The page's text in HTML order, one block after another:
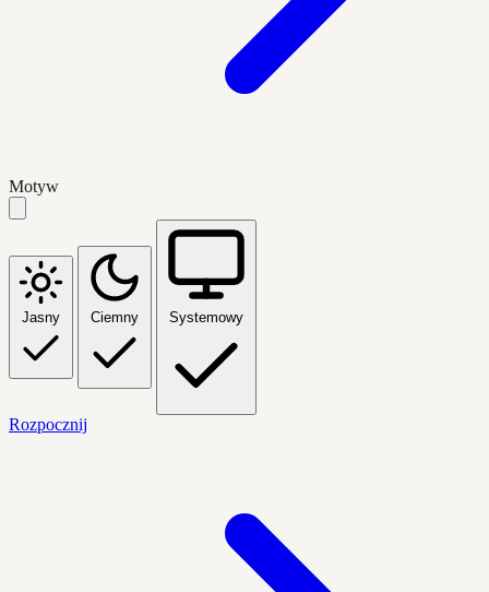
Motyw
Jasny Ciemny Systemowy
Rozpocznij